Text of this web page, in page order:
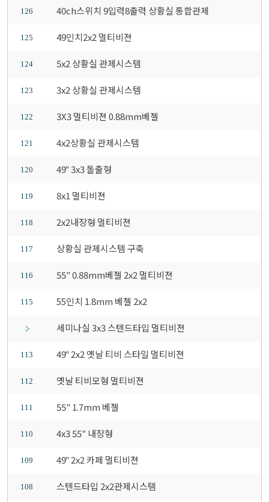
126 40ch스위치 9입력8출력 상황실 통합관제
125 49인치2x2 멀티비젼
124 5x2 상황실 관제시스템
123 3x2 상황실 관제시스템
122 3X3 멀티비젼 0.88mm베젤
121 4x2상황실 관제시스템
120 49" 3x3 돌출형
119 8x1 멀티비젼
118 2x2내장형 멀티비젼
117 상황실 관제시스템 구축
116 55" 0.88mm베젤 2x2 멀티비젼
115 55인치 1.8mm 베젤 2x2
세미나실 3x3 스텐드타입 멀티비젼
113 49" 2x2 옛날 티비 스타일 멀티비젼
112 옛날 티비모형 멀티비젼
111 55" 1.7mm 베젤
110 4x3 55" 내장형
109 49" 2x2 카페 멀티비젼
108 스텐드타입 2x2관제시스템